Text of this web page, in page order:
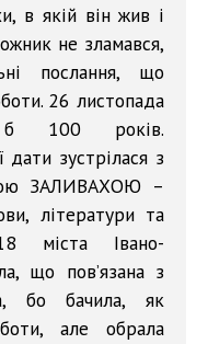
в якій він жив і
не зламався,
послання, що
26 листопада
б 100 років.
дати зустрілася з
ЗАЛИВАХОЮ –
літератури та
міста Івано-
що пов’язана з
бо бачила, як
але обрала